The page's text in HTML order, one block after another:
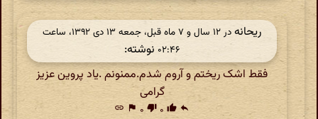
ریحانه
در ‫۱۲ سال و ۷ ماه قبل، جمعه ۱۳ دی ۱۳۹۲، ساعت
۰۲:۴۶ نوشته:
فقط اشک ریختم و آروم شدم.ممنونم .یاد پروین عزیز
گرامی
reply
thumb_up ۰ thumb_down ۰ flag
link